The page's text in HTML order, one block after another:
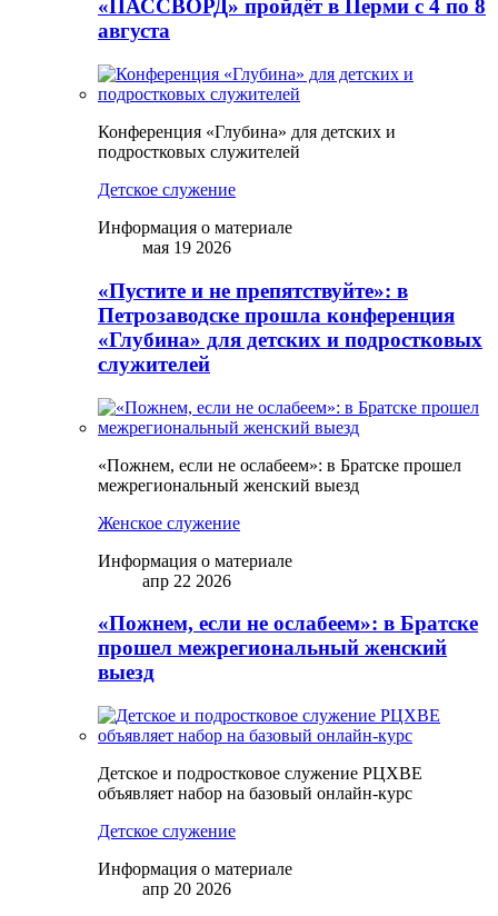
«ПАССВОРД» пройдёт в Перми с 4 по 8
августа
Конференция «Глубина» для детских и
подростковых служителей
Детское служение
Информация о материале
мая 19 2026
«Пустите и не препятствуйте»: в
Петрозаводске прошла конференция
«Глубина» для детских и подростковых
служителей
«Пожнем, если не ослабеем»: в Братске прошел
межрегиональный женский выезд
Женское служение
Информация о материале
апр 22 2026
«Пожнем, если не ослабеем»: в Братске
прошел межрегиональный женский
выезд
Детское и подростковое служение РЦХВЕ
объявляет набор на базовый онлайн-курс
Детское служение
Информация о материале
апр 20 2026